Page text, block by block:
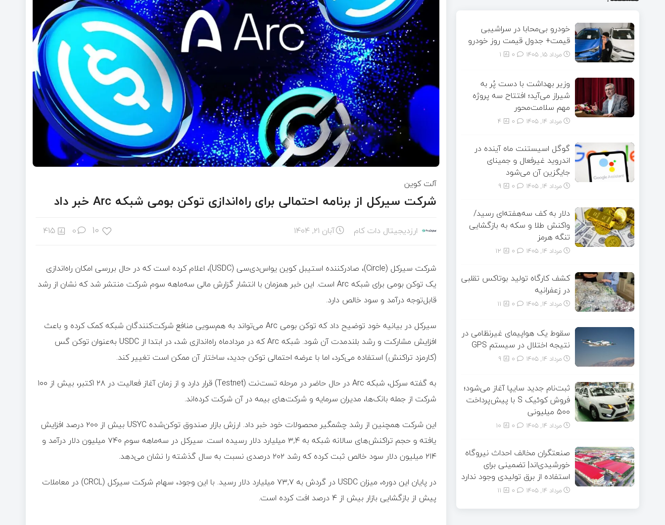
آلت کوین
شرکت سیرکل از برنامه احتمالی برای راه‌اندازی توکن بومی شبکه Arc خبر داد
ارزدیجیتال دات کام آبان ۲۱, ۱۴۰۴ 10
0
415
شرکت سیرکل (Circle)، صادرکننده استیبل‌ کوین یو‌اس‌دی‌سی (USDC)، اعلام کرده است که در حال بررسی امکان راه‌اندازی
یک توکن بومی برای شبکه Arc است. این خبر همزمان با انتشار گزارش مالی سه‌ماهه سوم شرکت منتشر شد که نشان از رشد
قابل‌توجه درآمد و سود خالص دارد.
سیرکل در بیانیه خود توضیح داد که توکن بومی Arc می‌تواند به هم‌سویی منافع شرکت‌کنندگان شبکه کمک کرده و باعث
افزایش مشارکت و رشد بلندمدت آن شود. شبکه Arc که در مردادماه راه‌اندازی شد، در ابتدا از USDC به‌عنوان توکن گس
(کارمزد تراکنش) استفاده می‌کرد، اما با عرضه احتمالی توکن جدید، ساختار آن ممکن است تغییر کند.
به گفته سرکل، شبکه Arc در حال حاضر در مرحله تست‌نت (Testnet) قرار دارد و از زمان آغاز فعالیت در ۲۸ اکتبر، بیش از ۱۰۰
شرکت از جمله بانک‌ها، مدیران سرمایه و شرکت‌های بیمه در آن شرکت کرده‌اند.
این شرکت همچنین از رشد چشمگیر محصولات خود خبر داد. ارزش بازار صندوق توکن‌شده USYC بیش از ۲۰۰ درصد افزایش
یافته و حجم تراکنش‌های سالانه شبکه به ۳,۴ میلیارد دلار رسیده است. سیرکل در سه‌ماهه سوم ۷۴۰ میلیون دلار درآمد و
۲۱۴ میلیون دلار سود خالص ثبت کرده که رشد ۲۰۲ درصدی نسبت به سال گذشته را نشان می‌دهد.
در پایان این دوره، میزان USDC در گردش به ۷۳,۷ میلیارد دلار رسید. با این وجود، سهام شرکت سیرکل (CRCL) در معاملات
پیش از بازگشایی بازار بیش از ۴ درصد افت کرده است.
خودرو بی‌محابا در سراشیبی
قیمت+ جدول قیمت روز خودرو
مرداد ۱۵, ۱۴۰۵ 1
وزیر بهداشت با دست پُر به
شیراز می‌آید؛ افتتاح سه پروژه
مهم سلامت‌محور
مرداد ۱۴, ۱۴۰۵ 4
گوگل اسیستنت ماه آینده در
اندروید غیرفعال و جمینای
جایگزین آن می‌شود
مرداد ۱۴, ۱۴۰۵ 9
دلار به کف سه‌هفته‌ای رسید/
واکنش طلا و سکه به بازگشایی
تنگه هرمز
مرداد ۱۴, ۱۴۰۵ 12
کشف کارگاه تولید بوتاکس تقلبی
در زعفرانیه
مرداد ۱۴, ۱۴۰۵ 11
سقوط یک هواپیمای غیرنظامی در
نتیجه اختلال در سیستم‌ GPS
مرداد ۱۴, ۱۴۰۵ 9
ثبت‌نام جدید سایپا آغاز می‌شود؛
فروش کوئیک S با پیش‌پرداخت
۵۰۰ میلیونی
مرداد ۱۴, ۱۴۰۵ 10
صنعتگران مخالف احداث نیروگاه
خورشیدی‌اند| تضمینی برای
استفاده از برق تولیدی وجود ندارد
مرداد ۱۴, ۱۴۰۵ 11